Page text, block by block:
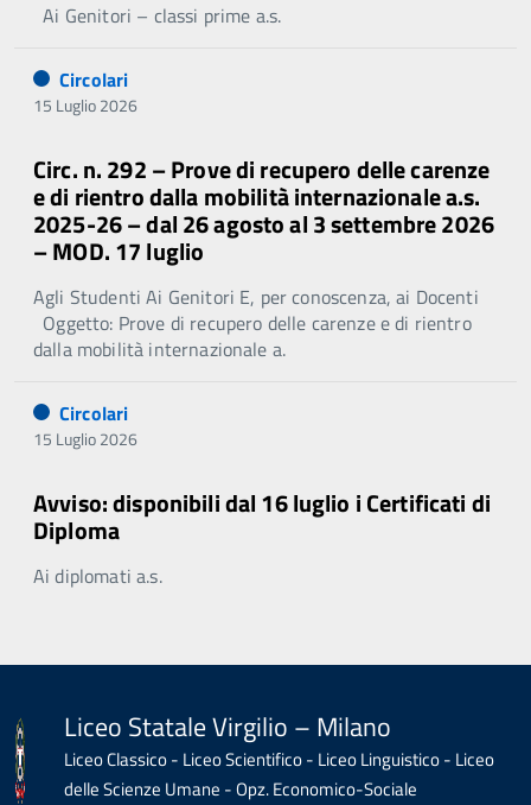
Ai Genitori – classi prime a.s.
Circolari
15 Luglio 2026
Circ. n. 292 – Prove di recupero delle carenze
e di rientro dalla mobilità internazionale a.s.
2025-26 – dal 26 agosto al 3 settembre 2026
– MOD. 17 luglio
Agli Studenti Ai Genitori E, per conoscenza, ai Docenti
Oggetto: Prove di recupero delle carenze e di rientro
dalla mobilità internazionale a.
Circolari
15 Luglio 2026
Avviso: disponibili dal 16 luglio i Certificati di
Diploma
Ai diplomati a.s.
Liceo Statale Virgilio – Milano
Liceo Classico - Liceo Scientifico - Liceo Linguistico - Liceo
delle Scienze Umane - Opz. Economico-Sociale